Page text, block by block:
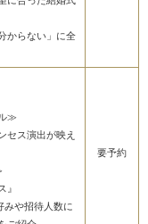
からない」に全
≫
セス演出が映え
』
みや招待人数に
要予約